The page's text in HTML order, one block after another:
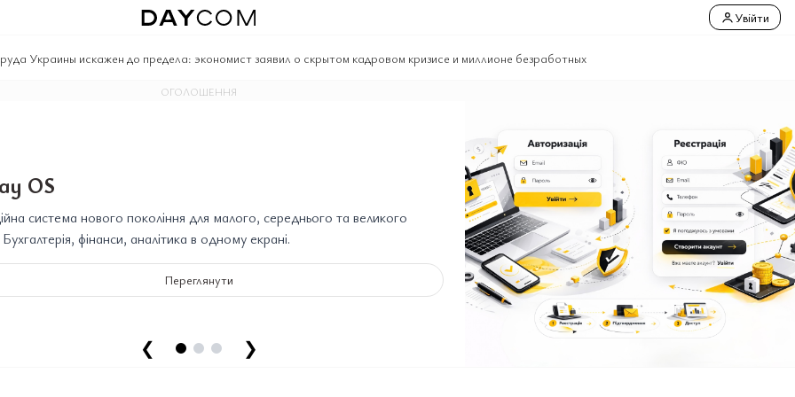
Увійти
Украины искажен до предела: экономист заявил о скрытом кадровом кризисе и миллионе безработных
ОГОЛОШЕННЯ
OS
система нового покоління для малого, середнього та великого
Бухгалтерія, фінанси, аналітика в одному екрані.
Переглянути
❮ ❯